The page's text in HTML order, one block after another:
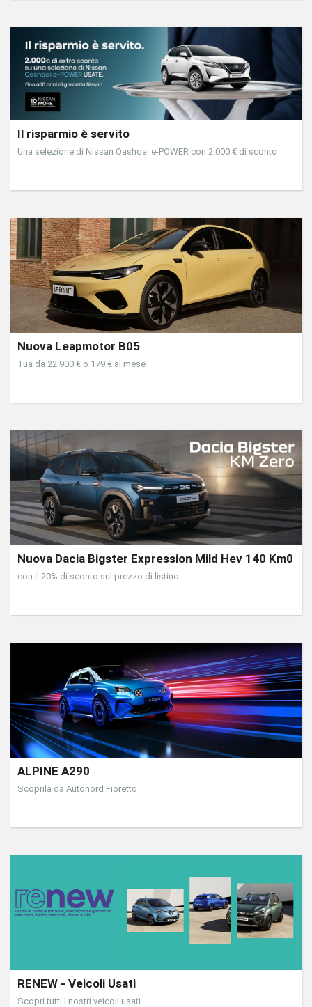
Il risparmio è servito
Una selezione di Nissan Qashqai e-POWER con 2.000 € di sconto
Nuova Leapmotor B05
Tua da 22.900 € o 179 € al mese
Nuova Dacia Bigster Expression Mild Hev 140 Km0
con il 20% di sconto sul prezzo di listino
ALPINE A290
Scoprila da Autonord Fioretto
RENEW - Veicoli Usati
Scopri tutti i nostri veicoli usati